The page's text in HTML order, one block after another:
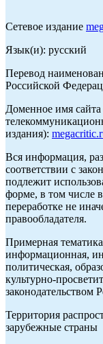
Сетевое издание
Язык(и): русский
Перевод
Российской
Доменное имя
издания):
Вся информация,
соответствии с
подлежит
форме, в том числе
переработке не
правообладателя.
Примерная
информационная,
политическая,
культурно-
законодательством
Территория
зарубежные страны